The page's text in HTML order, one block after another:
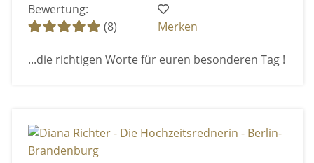
Bewertung:
(8)
Merken
...die richtigen Worte für euren besonderen Tag !